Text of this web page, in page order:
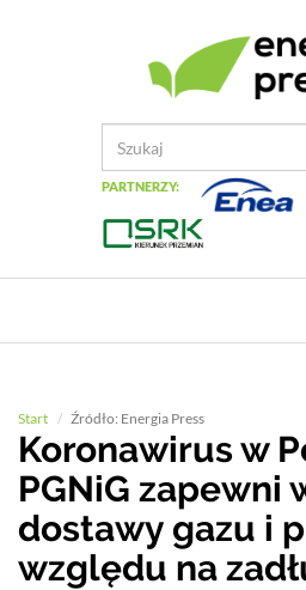
PARTNERZY:
Start Źródło: Energia Press
Koronawirus w
PGNiG zapewni
dostawy gazu i
względu na